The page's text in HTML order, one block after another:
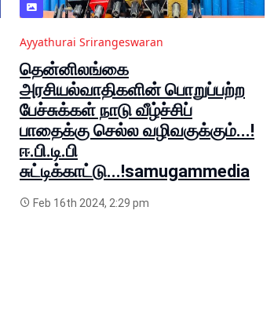
Ayyathurai Srirangeswaran
தென்னிலங்கை
அரசியல்வாதிகளின் பொறுப்பற்ற
பேச்சுக்கள் நாடு வீழ்ச்சிப்
பாதைக்கு செல்ல வழிவகுக்கும்...!
ஈ.பி.டி.பி
சுட்டிக்காட்டு...!samugammedia
Feb 16th 2024, 2:29 pm